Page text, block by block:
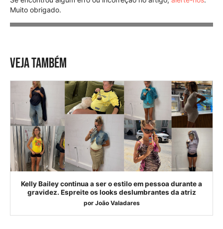
Muito obrigado.
VEJA TAMBÉM
Kelly Bailey continua a ser o estilo em pessoa durante a
gravidez. Espreite os looks deslumbrantes da atriz
por João Valadares